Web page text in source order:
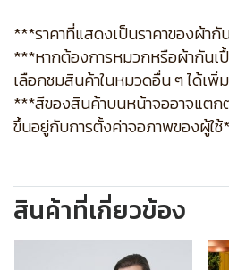
***ราคาที่แสดงเป็นราคาของผ้า
***หากต้องการหมวกหรือผ้ากันเ
เลือกชมสินค้าในหมวดอื่น ๆ ได้เพิ่
***สีของสินค้าบนหน้าจออาจแตก
ขึ้นอยู่กับการตั้งค่าจอภาพของผู้ใ
สินค้าที่เกี่ยวข้อง